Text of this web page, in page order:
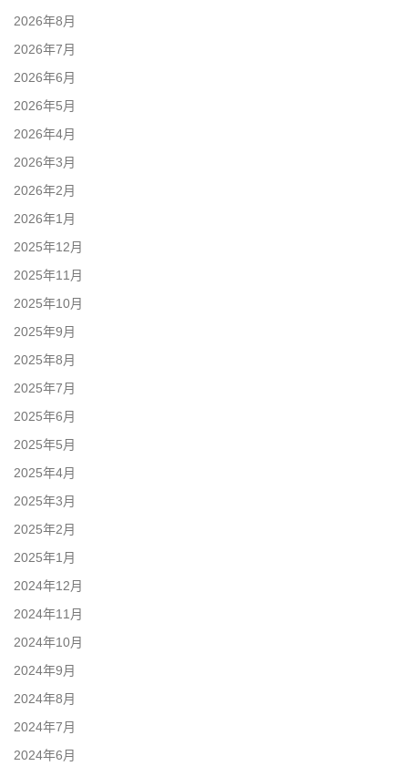
2026年8月
2026年7月
2026年6月
2026年5月
2026年4月
2026年3月
2026年2月
2026年1月
2025年12月
2025年11月
2025年10月
2025年9月
2025年8月
2025年7月
2025年6月
2025年5月
2025年4月
2025年3月
2025年2月
2025年1月
2024年12月
2024年11月
2024年10月
2024年9月
2024年8月
2024年7月
2024年6月